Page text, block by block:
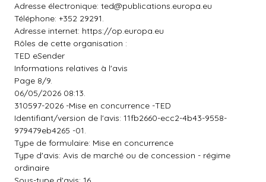
Adresse électronique: ted@publications.europa.eu
Téléphone: +352 29291.
Adresse internet: https://op.europa.eu
Rôles de cette organisation :
TED eSender
Informations relatives à l'avis
Page 8/9.
06/05/2026 08:13.
310597-2026 -Mise en concurrence -TED
Identifiant/version de l'avis: 11fb2660-ecc2-4b43-9558-
979479eb4265 -01.
Type de formulaire: Mise en concurrence
Type d'avis: Avis de marché ou de concession - régime
ordinaire